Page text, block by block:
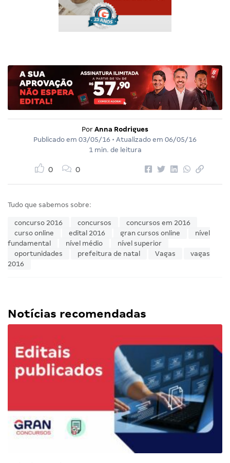
Por Anna Rodrigues
Publicado em 03/05/16 • Atualizado em 06/05/16
1 min. de leitura
0 0
Tudo que sabemos sobre:
concurso 2016 concursos
concursos em 2016
curso online
edital 2016 gran cursos online
nível
fundamental
nível médio
nível superior
oportunidades
prefeitura de natal Vagas
vagas
2016
Notícias recomendadas